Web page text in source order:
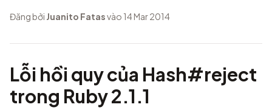
Đăng bởi Juanito Fatasvào 14 Mar 2014
Lỗi hồi quy của Hash#reject
trong Ruby 2.1.1